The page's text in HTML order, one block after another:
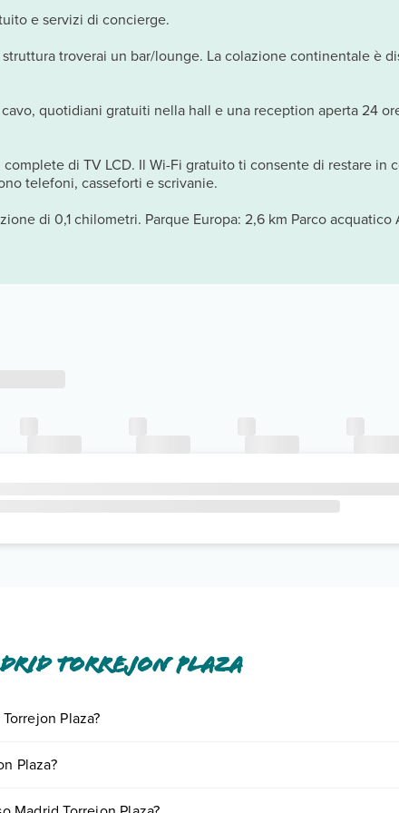
e servizi di concierge.
troverai un bar/lounge. La colazione continentale è
quotidiani gratuiti nella hall e una reception aperta 24
di TV LCD. Il Wi-Fi gratuito ti consente di restare
telefoni, casseforti e scrivanie.
di 0,1 chilometri. Parque Europa: 2,6 km Parco acquatico
Torrejon Plaza
Plaza?
Plaza?